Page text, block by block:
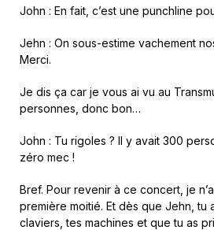
John : En fait, c’est une punchline
Jehn : On sous-estime vachement
Merci.
Je dis ça car je vous ai vu au
personnes, donc bon…
John : Tu rigoles ? Il y avait 300
zéro mec !
Bref. Pour revenir à ce concert, je
première moitié. Et dès que Jehn, tu
claviers, tes machines et que tu as